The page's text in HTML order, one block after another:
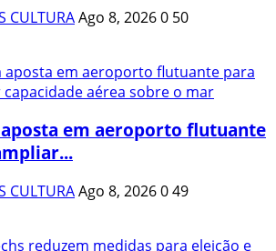
CULTURAAgo 8, 20260 50
aposta em aeroporto flutuante
CULTURAAgo 8, 2026049